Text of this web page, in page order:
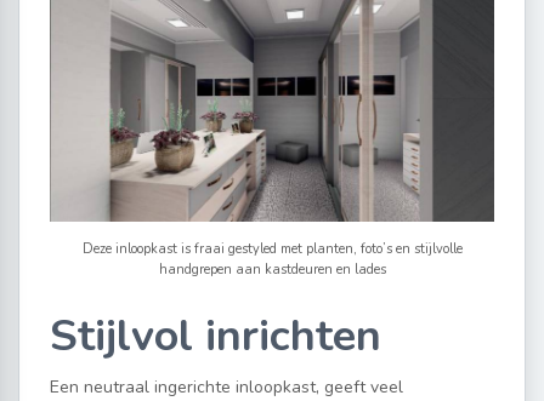
Deze inloopkast is fraai gestyled met planten, foto’s en stijlvolle
handgrepen aan kastdeuren en lades
Stijlvol inrichten
Een neutraal ingerichte inloopkast, geeft veel